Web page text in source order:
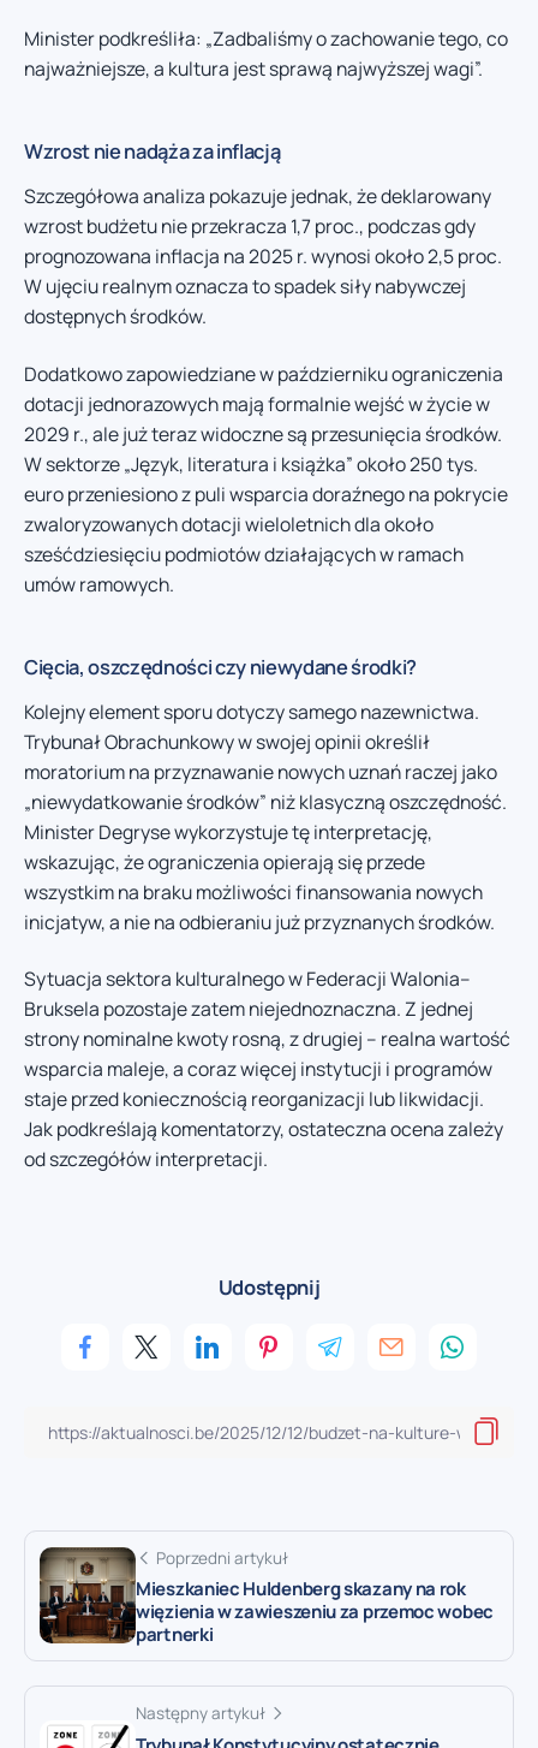
Minister podkreśliła: „Zadbaliśmy o zachowanie tego, co
najważniejsze, a kultura jest sprawą najwyższej wagi”.
Wzrost nie nadąża za inflacją
Szczegółowa analiza pokazuje jednak, że deklarowany
wzrost budżetu nie przekracza 1,7 proc., podczas gdy
prognozowana inflacja na 2025 r. wynosi około 2,5 proc.
W ujęciu realnym oznacza to spadek siły nabywczej
dostępnych środków.
Dodatkowo zapowiedziane w październiku ograniczenia
dotacji jednorazowych mają formalnie wejść w życie w
2029 r., ale już teraz widoczne są przesunięcia środków.
W sektorze „Język, literatura i książka” około 250 tys.
euro przeniesiono z puli wsparcia doraźnego na pokrycie
zwaloryzowanych dotacji wieloletnich dla około
sześćdziesięciu podmiotów działających w ramach
umów ramowych.
Cięcia, oszczędności czy niewydane środki?
Kolejny element sporu dotyczy samego nazewnictwa.
Trybunał Obrachunkowy w swojej opinii określił
moratorium na przyznawanie nowych uznań raczej jako
„niewydatkowanie środków” niż klasyczną oszczędność.
Minister Degryse wykorzystuje tę interpretację,
wskazując, że ograniczenia opierają się przede
wszystkim na braku możliwości finansowania nowych
inicjatyw, a nie na odbieraniu już przyznanych środków.
Sytuacja sektora kulturalnego w Federacji Walonia–
Bruksela pozostaje zatem niejednoznaczna. Z jednej
strony nominalne kwoty rosną, z drugiej – realna wartość
wsparcia maleje, a coraz więcej instytucji i programów
staje przed koniecznością reorganizacji lub likwidacji.
Jak podkreślają komentatorzy, ostateczna ocena zależy
od szczegółów interpretacji.
Udostępnij
Poprzedni artykuł
Mieszkaniec Huldenberg skazany na rok
więzienia w zawieszeniu za przemoc wobec
partnerki
Następny artykuł